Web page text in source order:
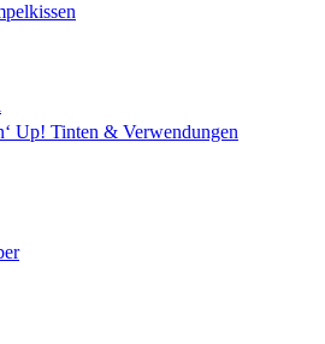
Up! Tinten & Verwendungen